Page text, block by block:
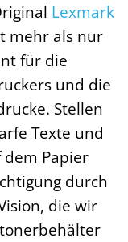
Lexmark
mehr als nur
für die
und die
Stellen
Texte und
Papier
durch
die wir